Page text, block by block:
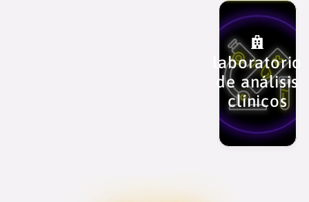
laboratorio
de análisis
clínicos